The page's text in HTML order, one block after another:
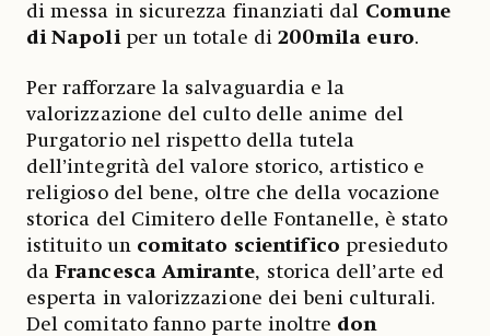
di messa in sicurezza finanziati dal Comune
di Napoliper un totale di 200mila euro.
Per rafforzare la salvaguardia e la
valorizzazione del culto delle anime del
Purgatorio nel rispetto della tutela
dell’integrità del valore storico, artistico e
religioso del bene, oltre che della vocazione
storica del Cimitero delle Fontanelle, è stato
istituito un comitato scientifico presieduto
daFrancesca Amirante, storica dell’arte ed
esperta in valorizzazione dei beni culturali.
Del comitato fanno parte inoltre don